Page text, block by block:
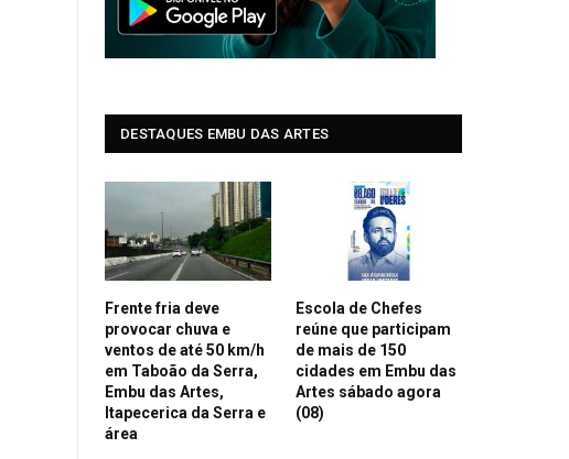
DESTAQUES EMBU DAS ARTES
Frente fria deve
provocar chuva e
ventos de até 50 km/h
em Taboão da Serra,
Embu das Artes,
Itapecerica da Serra e
área
Escola de Chefes
reúne que participam
de mais de 150
cidades em Embu das
Artes sábado agora
(08)